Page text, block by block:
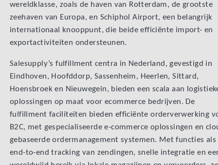
wereldklasse, zoals de haven van Rotterdam, de grootste
zeehaven van Europa, en Schiphol Airport, een belangrijk
internationaal knooppunt, die beide efficiënte import- en
exportactiviteiten ondersteunen.
Salesupply’s fulfillment centra in Nederland, gevestigd in
Eindhoven, Hoofddorp, Sassenheim, Heerlen, Sittard,
Hoensbroek en Nieuwegein, bieden een scala aan
oplossingen op maat voor ecommerce bedrijven. De
fulfillment faciliteiten bieden efficiënte orderverwerking
B2C, met gespecialiseerde e-commerce oplossingen en
gebaseerde ordermanagement systemen. Met functies als
end-to-end tracking van zendingen, snelle integratie en